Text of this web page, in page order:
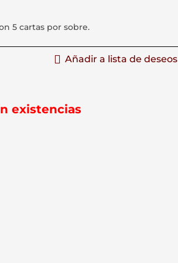
5 cartas por sobre.
Añadir a lista de deseos
existencias